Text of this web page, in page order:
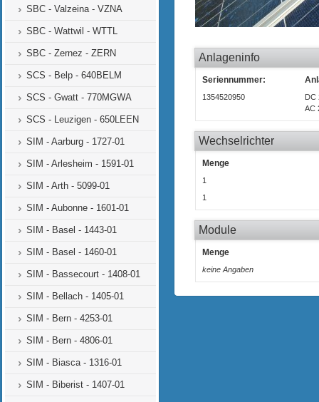
SBC - Valzeina - VZNA
SBC - Wattwil - WTTL
SBC - Zernez - ZERN
SCS - Belp - 640BELM
SCS - Gwatt - 770MGWA
SCS - Leuzigen - 650LEEN
SIM - Aarburg - 1727-01
SIM - Arlesheim - 1591-01
SIM - Arth - 5099-01
SIM - Aubonne - 1601-01
SIM - Basel - 1443-01
SIM - Basel - 1460-01
SIM - Bassecourt - 1408-01
SIM - Bellach - 1405-01
SIM - Bern - 4253-01
SIM - Bern - 4806-01
SIM - Biasca - 1316-01
SIM - Biberist - 1407-01
Anlageninfo
Seriennummer:
1354520950
DC
AC
Wechselrichter
Menge
1
1
Module
Menge
keine Angaben